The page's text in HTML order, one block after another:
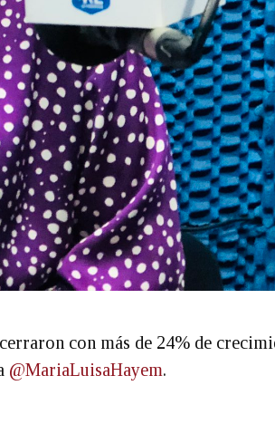
con más de 24% de
@MariaLuisaHayem.